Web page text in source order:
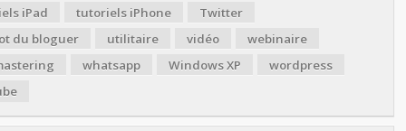
iPad
tutoriels iPhone
Twitter
du bloguer
utilitaire vidéo
webinaire
whatsapp Windows XP
wordpress